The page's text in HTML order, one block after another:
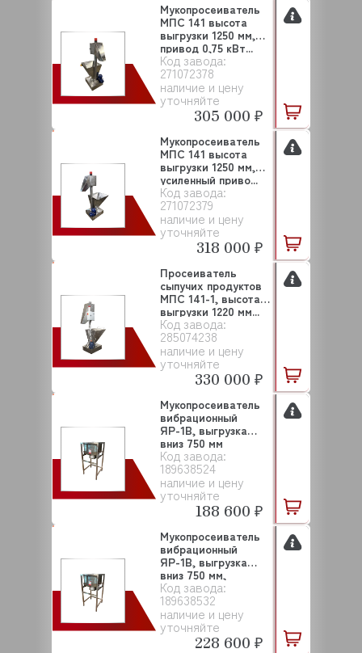
Код завода:
271072378
наличие и цену
уточняйте
Мукопросеиватель
МПС 141 высота
выгрузки 1250 мм,
привод 0,75 кВт...
305 000 ₽
Код завода:
271072379
наличие и цену
уточняйте
Мукопросеиватель
МПС 141 высота
выгрузки 1250 мм,
усиленный приво...
318 000 ₽
Код завода:
285074238
наличие и цену
уточняйте
Просеиватель
сыпучих продуктов
МПС 141-1, высота
выгрузки 1220 мм...
330 000 ₽
Код завода:
189638524
наличие и цену
уточняйте
Мукопросеиватель
вибрационный
ЯР-1В, выгрузка
вниз 750 мм
МЕХАНИЗ...
188 600 ₽
Код завода:
189638532
наличие и цену
уточняйте
Мукопросеиватель
вибрационный
ЯР-1В, выгрузка
вниз 750 мм,
нержав...
228 600 ₽